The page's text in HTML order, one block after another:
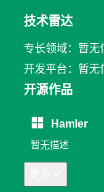
技术雷达
专长领域：暂无
开发平台：暂无
开源作品
Hamler
暂无描述